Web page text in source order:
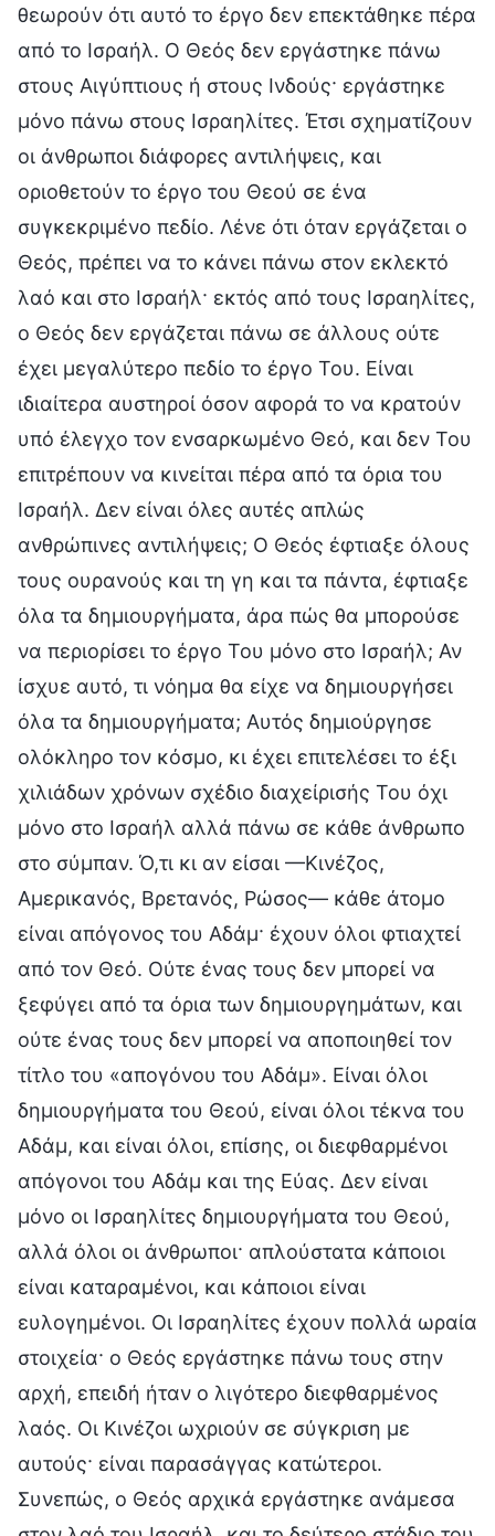
θεωρούν ότι αυτό το έργο δεν επεκτάθηκε πέρα
από το Ισραήλ. Ο Θεός δεν εργάστηκε πάνω
στους Αιγύπτιους ή στους Ινδούς· εργάστηκε
μόνο πάνω στους Ισραηλίτες. Έτσι σχηματίζουν
οι άνθρωποι διάφορες αντιλήψεις, και
οριοθετούν το έργο του Θεού σε ένα
συγκεκριμένο πεδίο. Λένε ότι όταν εργάζεται ο
Θεός, πρέπει να το κάνει πάνω στον εκλεκτό
λαό και στο Ισραήλ· εκτός από τους Ισραηλίτες,
ο Θεός δεν εργάζεται πάνω σε άλλους ούτε
έχει μεγαλύτερο πεδίο το έργο Του. Είναι
ιδιαίτερα αυστηροί όσον αφορά το να κρατούν
υπό έλεγχο τον ενσαρκωμένο Θεό, και δεν Του
επιτρέπουν να κινείται πέρα από τα όρια του
Ισραήλ. Δεν είναι όλες αυτές απλώς
ανθρώπινες αντιλήψεις; Ο Θεός έφτιαξε όλους
τους ουρανούς και τη γη και τα πάντα, έφτιαξε
όλα τα δημιουργήματα, άρα πώς θα μπορούσε
να περιορίσει το έργο Του μόνο στο Ισραήλ; Αν
ίσχυε αυτό, τι νόημα θα είχε να δημιουργήσει
όλα τα δημιουργήματα; Αυτός δημιούργησε
ολόκληρο τον κόσμο, κι έχει επιτελέσει το έξι
χιλιάδων χρόνων σχέδιο διαχείρισής Του όχι
μόνο στο Ισραήλ αλλά πάνω σε κάθε άνθρωπο
στο σύμπαν. Ό,τι κι αν είσαι —Κινέζος,
Αμερικανός, Βρετανός, Ρώσος— κάθε άτομο
είναι απόγονος του Αδάμ· έχουν όλοι φτιαχτεί
από τον Θεό. Ούτε ένας τους δεν μπορεί να
ξεφύγει από τα όρια των δημιουργημάτων, και
ούτε ένας τους δεν μπορεί να αποποιηθεί τον
τίτλο του «απογόνου του Αδάμ». Είναι όλοι
δημιουργήματα του Θεού, είναι όλοι τέκνα του
Αδάμ, και είναι όλοι, επίσης, οι διεφθαρμένοι
απόγονοι του Αδάμ και της Εύας. Δεν είναι
μόνο οι Ισραηλίτες δημιουργήματα του Θεού,
αλλά όλοι οι άνθρωποι· απλούστατα κάποιοι
είναι καταραμένοι, και κάποιοι είναι
ευλογημένοι. Οι Ισραηλίτες έχουν πολλά ωραία
στοιχεία· ο Θεός εργάστηκε πάνω τους στην
αρχή, επειδή ήταν ο λιγότερο διεφθαρμένος
λαός. Οι Κινέζοι ωχριούν σε σύγκριση με
αυτούς· είναι παρασάγγας κατώτεροι.
Συνεπώς, ο Θεός αρχικά εργάστηκε ανάμεσα